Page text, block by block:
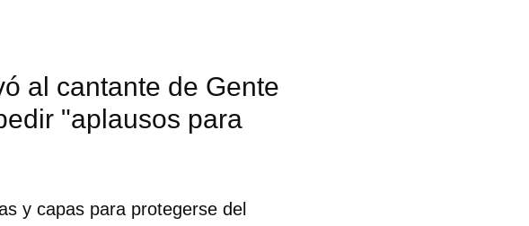
al cantante de Gente
"aplausos para
y capas para protegerse del